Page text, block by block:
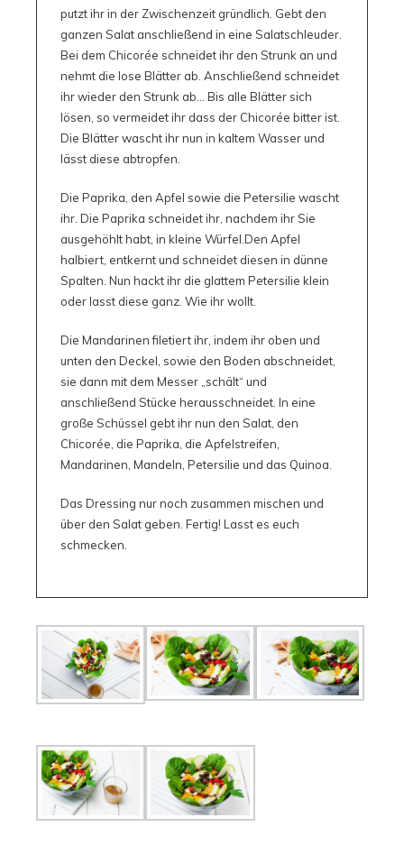
putzt ihr in der Zwischenzeit gründlich. Gebt den
ganzen Salat anschließend in eine Salatschleuder.
Bei dem Chicorée schneidet ihr den Strunk an und
nehmt die lose Blätter ab. Anschließend schneidet
ihr wieder den Strunk ab… Bis alle Blätter sich
lösen, so vermeidet ihr dass der Chicorée bitter ist.
Die Blätter wascht ihr nun in kaltem Wasser und
lässt diese abtropfen.
Die Paprika, den Apfel sowie die Petersilie wascht
ihr. Die Paprika schneidet ihr, nachdem ihr Sie
ausgehöhlt habt, in kleine Würfel.Den Apfel
halbiert, entkernt und schneidet diesen in dünne
Spalten. Nun hackt ihr die glattem Petersilie klein
oder lasst diese ganz. Wie ihr wollt.
Die Mandarinen filetiert ihr, indem ihr oben und
unten den Deckel, sowie den Boden abschneidet,
sie dann mit dem Messer „schält“ und
anschließend Stücke herausschneidet. In eine
große Schüssel gebt ihr nun den Salat, den
Chicorée, die Paprika, die Apfelstreifen,
Mandarinen, Mandeln, Petersilie und das Quinoa.
Das Dressing nur noch zusammen mischen und
über den Salat geben. Fertig! Lasst es euch
schmecken.